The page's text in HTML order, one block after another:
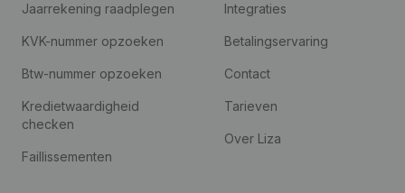
Jaarrekening raadplegen
KVK-nummer opzoeken
Btw-nummer opzoeken
Kredietwaardigheid
checken
Faillissementen
Integraties
Betalingservaring
Contact
Tarieven
Over Liza